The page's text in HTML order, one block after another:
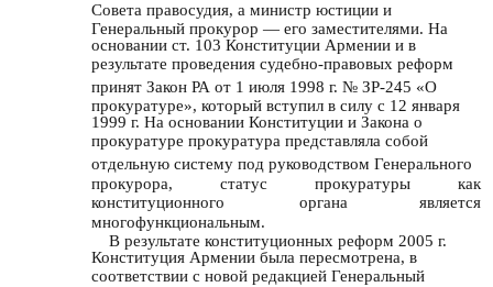
Совета правосудия, а министр юстиции и
Генеральный прокурор — его заместителями. На
основании ст. 103 Конституции Армении и в
результате проведения судебно-правовых реформ
принят Закон РА от 1 июля 1998 г. № ЗР-245 «О
прокуратуре», который вступил в силу с 12 января
1999 г. На основании Конституции и Закона о
прокуратуре прокуратура представляла собой
отдельную систему под руководством Генерального
прокурора,
статус прокуратуры
как
конституционного
органа
является
многофункциональным.
В результате конституционных реформ 2005 г.
Конституция Армении была пересмотрена, в
соответствии с новой редакцией Генеральный